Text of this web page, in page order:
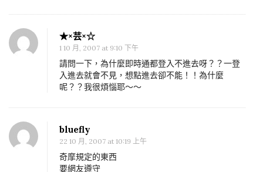
★×芸×☆
1 10 月, 2007 at 9:10 下午
請問一下，為什麼即時通都登入不進去呀？？一登
入進去就會不見，想點進去卻不能！！為什麼
呢？？我很煩惱耶～～
bluefly
22 10 月, 2007 at 10:19 上午
奇摩規定的東西
要網友遵守